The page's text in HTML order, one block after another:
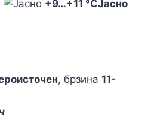
+9…+11 °CЈасно
, брзина 11-